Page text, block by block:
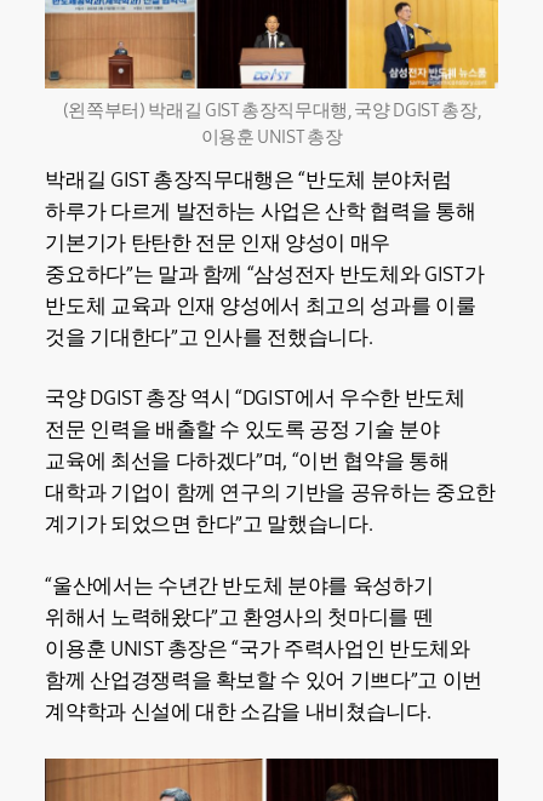
(왼쪽부터) 박래길 GIST 총장직무대행, 국양 DGIST 총장,
이용훈 UNIST 총장
박래길 GIST 총장직무대행은 “반도체 분야처럼
하루가 다르게 발전하는 사업은 산학 협력을 통해
기본기가 탄탄한 전문 인재 양성이 매우
중요하다”는 말과 함께 “삼성전자 반도체와 GIST가
반도체 교육과 인재 양성에서 최고의 성과를 이룰
것을 기대한다”고 인사를 전했습니다.
국양 DGIST 총장 역시 “DGIST에서 우수한 반도체
전문 인력을 배출할 수 있도록 공정 기술 분야
교육에 최선을 다하겠다”며, “이번 협약을 통해
대학과 기업이 함께 연구의 기반을 공유하는 중요한
계기가 되었으면 한다”고 말했습니다.
“울산에서는 수년간 반도체 분야를 육성하기
위해서 노력해왔다”고 환영사의 첫마디를 뗀
이용훈 UNIST 총장은 “국가 주력사업인 반도체와
함께 산업경쟁력을 확보할 수 있어 기쁘다”고 이번
계약학과 신설에 대한 소감을 내비쳤습니다.